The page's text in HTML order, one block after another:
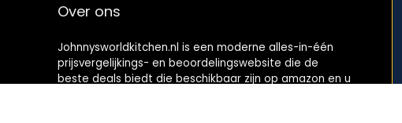
Over ons
Johnnysworldkitchen.nl is een moderne alles-in-één
prijsvergelijkings- en beoordelingswebsite die de
beste deals biedt die beschikbaar zijn op amazon en u